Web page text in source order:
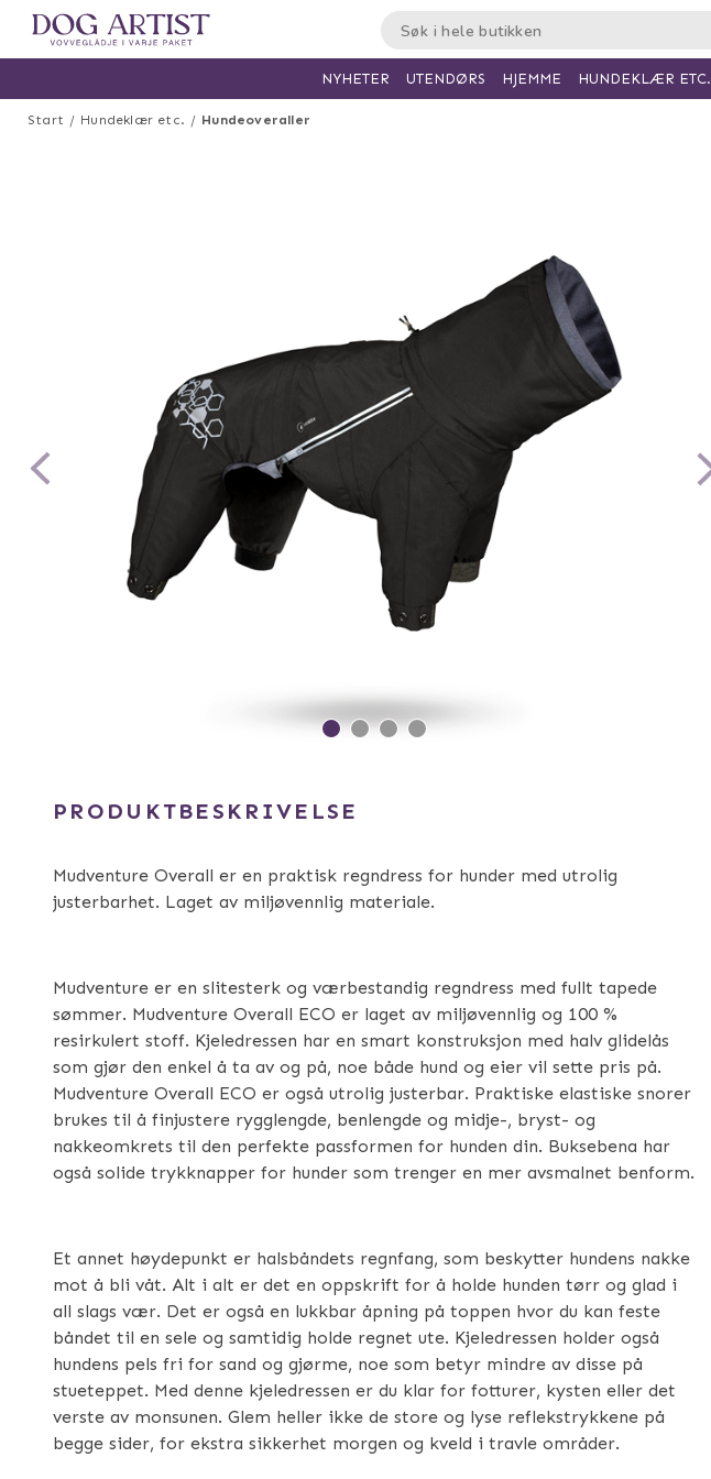
Start Hundeklær etc. Hundeoveraller
PRODUKTBESKRIVELSE
Mudventure Overall er en praktisk regndress for hunder med utrolig
justerbarhet. Laget av miljøvennlig materiale.
Mudventure er en slitesterk og værbestandig regndress med fullt tapede
sømmer. Mudventure Overall ECO er laget av miljøvennlig og 100 %
resirkulert stoff. Kjeledressen har en smart konstruksjon med halv glidelås
som gjør den enkel å ta av og på, noe både hund og eier vil sette pris på.
Mudventure Overall ECO er også utrolig justerbar. Praktiske elastiske snorer
brukes til å finjustere rygglengde, benlengde og midje-, bryst- og
nakkeomkrets til den perfekte passformen for hunden din. Buksebena har
også solide trykknapper for hunder som trenger en mer avsmalnet benform.
Et annet høydepunkt er halsbåndets regnfang, som beskytter hundens nakke
mot å bli våt. Alt i alt er det en oppskrift for å holde hunden tørr og glad i
all slags vær. Det er også en lukkbar åpning på toppen hvor du kan feste
båndet til en sele og samtidig holde regnet ute. Kjeledressen holder også
hundens pels fri for sand og gjørme, noe som betyr mindre av disse på
stueteppet. Med denne kjeledressen er du klar for fotturer, kysten eller det
verste av monsunen. Glem heller ikke de store og lyse reflekstrykkene på
begge sider, for ekstra sikkerhet morgen og kveld i travle områder.
NYHETER UTENDØRS HJEMME HUNDEKLÆR ETC.